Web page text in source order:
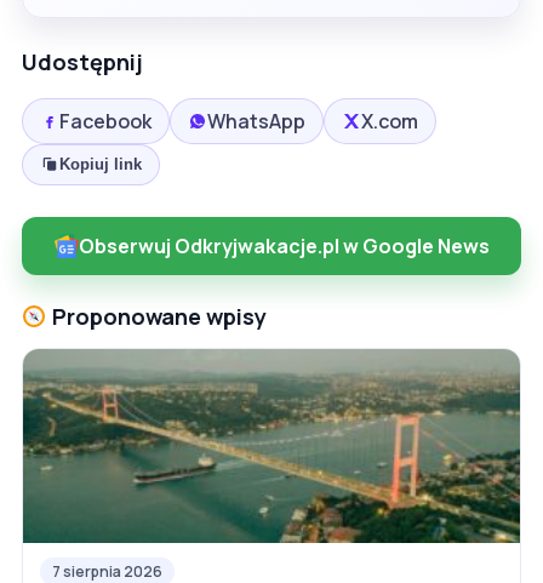
Udostępnij
Facebook WhatsApp X.com
Kopiuj link
Obserwuj Odkryjwakacje.pl w Google News
Proponowane wpisy
7 sierpnia 2026